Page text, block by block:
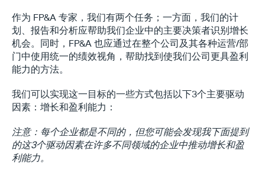
作为 FP&A 专家，我们有两个任务；一方面，我们的计
划、报告和分析应帮助我们企业中的主要决策者识别增长
机会。同时，FP&A 也应通过在整个公司及其各种运营/部
门中使用统一的绩效视角，帮助找到使我们公司更具盈利
能力的方法。
我们可以实现这一目标的一些方式包括以下3个主要驱动
因素：增长和盈利能力：
注意：每个企业都是不同的，但您可能会发现我下面提到
的这3个驱动因素在许多不同领域的企业中推动增长和盈
利能力。